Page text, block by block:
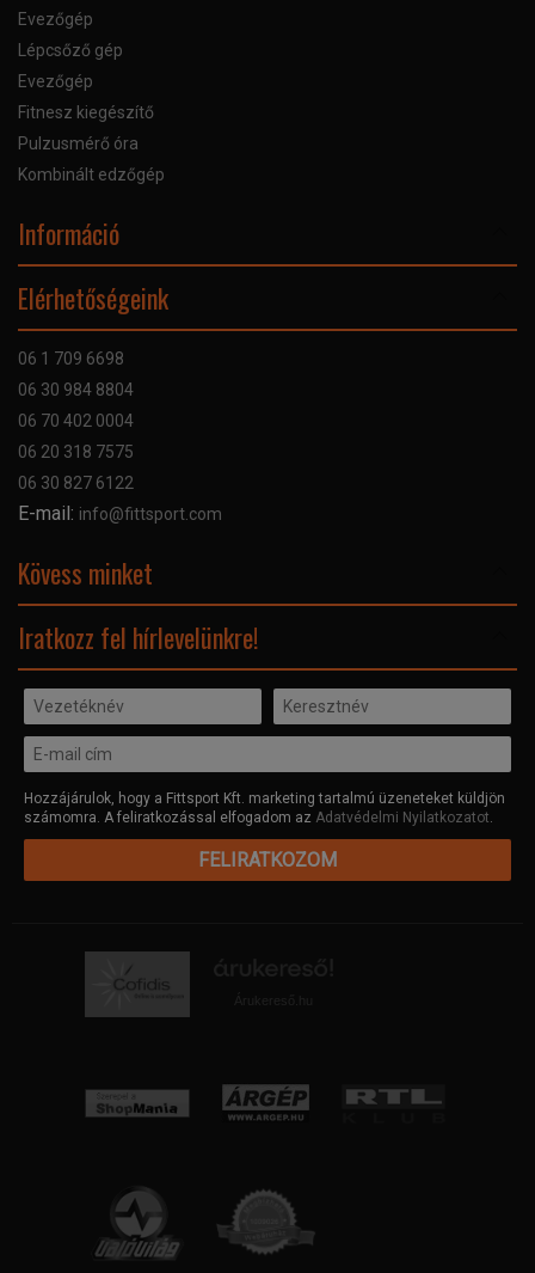
Evezőgép
Lépcsőző gép
Evezőgép
Fitnesz kiegészítő
Pulzusmérő óra
Kombinált edzőgép
Információ
Bankkártyás fizetés
Adatvédelmi nyilatkozat
Elérhetőségeink
06 1 709 6698
06 30 984 8804
06 70 402 0004
06 20 318 7575
06 30 827 6122
E-mail: info@fittsport.com
Kövess minket
Iratkozz fel hírlevelünkre!
Hozzájárulok, hogy a Fittsport Kft. marketing tartalmú üzeneteket küldjön
számomra. A feliratkozással elfogadom az Adatvédelmi Nyilatkozatot.
FELIRATKOZOM